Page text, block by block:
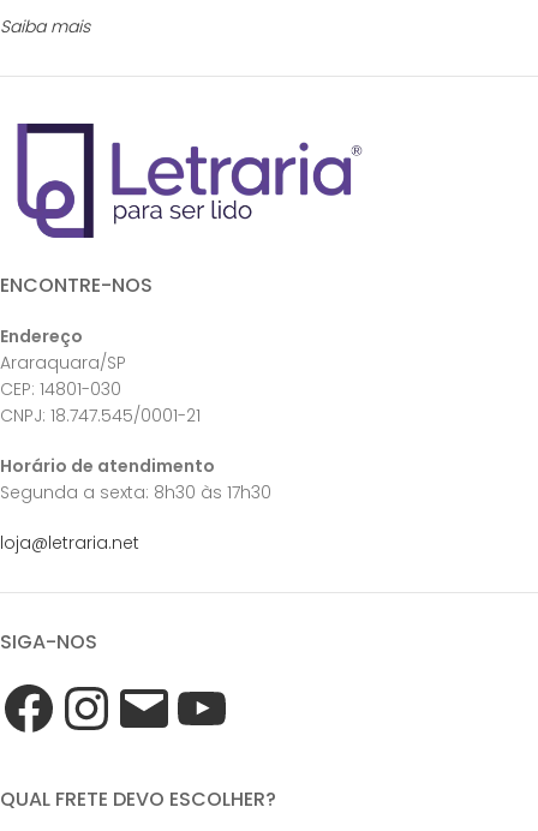
Saiba mais
ENCONTRE-NOS
Endereço
Araraquara/SP
CEP: 14801-030
CNPJ: 18.747.545/0001-21
Horário de atendimento
Segunda a sexta: 8h30 às 17h30
loja@letraria.net
SIGA-NOS
QUAL FRETE DEVO ESCOLHER?